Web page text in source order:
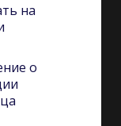
на
о